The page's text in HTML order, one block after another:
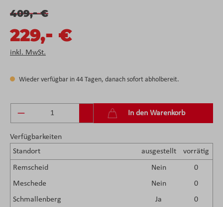
409,-€
229,- €
inkl. MwSt.
Wieder verfügbar in 44 Tagen, danach sofort abholbereit.
Produkt Anzahl: Gib den gewünschten Wert
In den Warenkorb
Verfügbarkeiten
Standort
ausgestellt vorrätig
Remscheid Nein
0
Meschede
Nein
0
Schmallenberg
Ja
0